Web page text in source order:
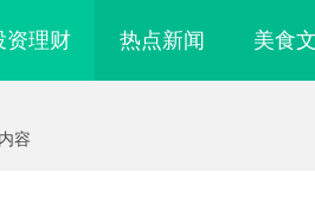
资理财 热点新闻 美食
容